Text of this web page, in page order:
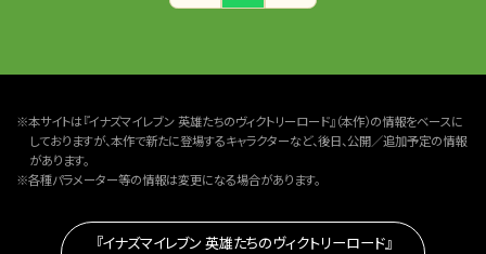
※本サイトは『イナズマイレブン 英雄たちのヴィクトリーロード』（本作）の情報をベースに
しておりますが、本作で新たに登場するキャラクターなど、後日、公開／追加予定の情報
があります。
※各種パラメーター等の情報は変更になる場合があります。
『イナズマイレブン 英雄たちのヴィクトリーロード』